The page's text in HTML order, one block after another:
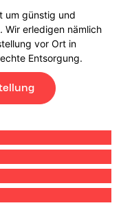
um günstig und
Wir erledigen nämlich
vor Ort in
Entsorgung.